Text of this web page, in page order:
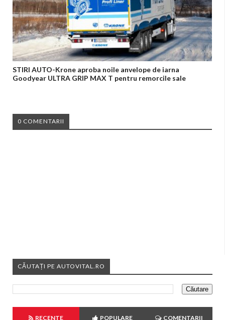
STIRI AUTO-Krone aproba noile anvelope de iarna
Goodyear ULTRA GRIP MAX T pentru remorcile sale
0 COMENTARII
CĂUTAȚI PE AUTOVITAL.RO
RECENTE POPULARE COMENTARII